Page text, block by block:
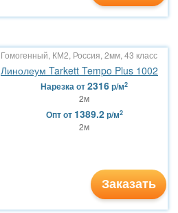
Гомогенный, КМ2, Россия, 2мм, 43 класс
Линолеум Tarkett Tempo Plus 1002
Нарезкаот2316р/м2
2м
Оптот 1389.2р/м2
2м
Заказать